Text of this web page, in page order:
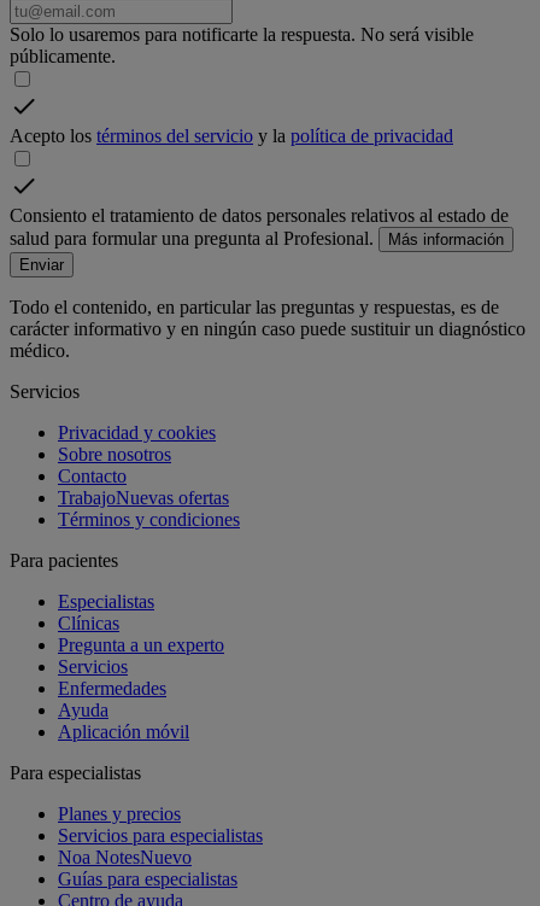
Solo lo usaremos para notificarte la respuesta. No será visible
públicamente.
Acepto los términos del servicio y la política de privacidad
Consiento el tratamiento de datos personales relativos al estado de
salud para formular una pregunta al Profesional.
Más información
Enviar
Todo el contenido, en particular las preguntas y respuestas, es de
carácter informativo y en ningún caso puede sustituir un diagnóstico
médico.
Servicios
Privacidad y cookies
Sobre nosotros
Contacto
TrabajoNuevas ofertas
Términos y condiciones
Para pacientes
Especialistas
Clínicas
Pregunta a un experto
Servicios
Enfermedades
Ayuda
Aplicación móvil
Para especialistas
Planes y precios
Servicios para especialistas
Noa NotesNuevo
Guías para especialistas
Centro de ayuda